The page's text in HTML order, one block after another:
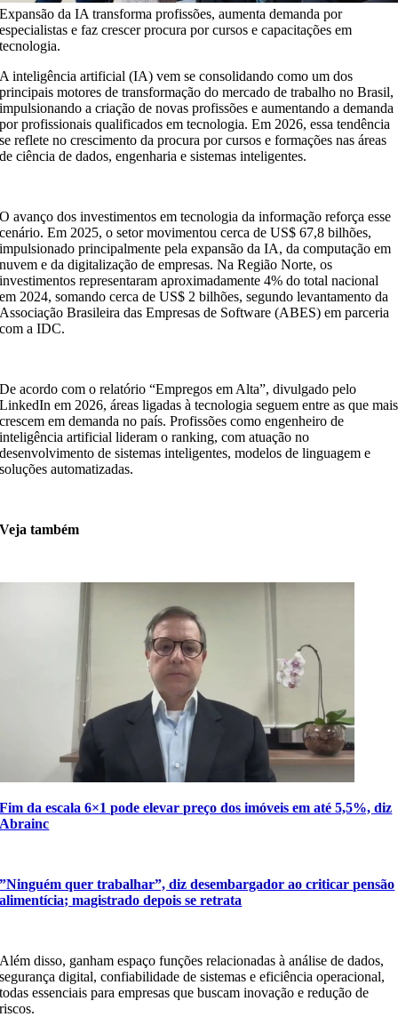
Expansão da IA transforma profissões, aumenta demanda por
especialistas e faz crescer procura por cursos e capacitações em
tecnologia.
A inteligência artificial (IA) vem se consolidando como um dos
principais motores de transformação do mercado de trabalho no Brasil,
impulsionando a criação de novas profissões e aumentando a demanda
por profissionais qualificados em tecnologia. Em 2026, essa tendência
se reflete no crescimento da procura por cursos e formações nas áreas
de ciência de dados, engenharia e sistemas inteligentes.
O avanço dos investimentos em tecnologia da informação reforça esse
cenário. Em 2025, o setor movimentou cerca de US$ 67,8 bilhões,
impulsionado principalmente pela expansão da IA, da computação em
nuvem e da digitalização de empresas. Na Região Norte, os
investimentos representaram aproximadamente 4% do total nacional
em 2024, somando cerca de US$ 2 bilhões, segundo levantamento da
Associação Brasileira das Empresas de Software (ABES) em parceria
com a IDC.
De acordo com o relatório “Empregos em Alta”, divulgado pelo
LinkedIn em 2026, áreas ligadas à tecnologia seguem entre as que mais
crescem em demanda no país. Profissões como engenheiro de
inteligência artificial lideram o ranking, com atuação no
desenvolvimento de sistemas inteligentes, modelos de linguagem e
soluções automatizadas.
Veja também
Fim da escala 6×1 pode elevar preço dos imóveis em até 5,5%, diz
Abrainc
”Ninguém quer trabalhar”, diz desembargador ao criticar pensão
alimentícia; magistrado depois se retrata
Além disso, ganham espaço funções relacionadas à análise de dados,
segurança digital, confiabilidade de sistemas e eficiência operacional,
todas essenciais para empresas que buscam inovação e redução de
riscos.